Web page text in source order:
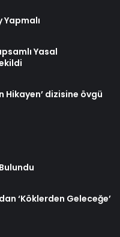
Yapmalı
Yasal
Hikayen’ dizisine övgü
‘Köklerden Geleceğe’